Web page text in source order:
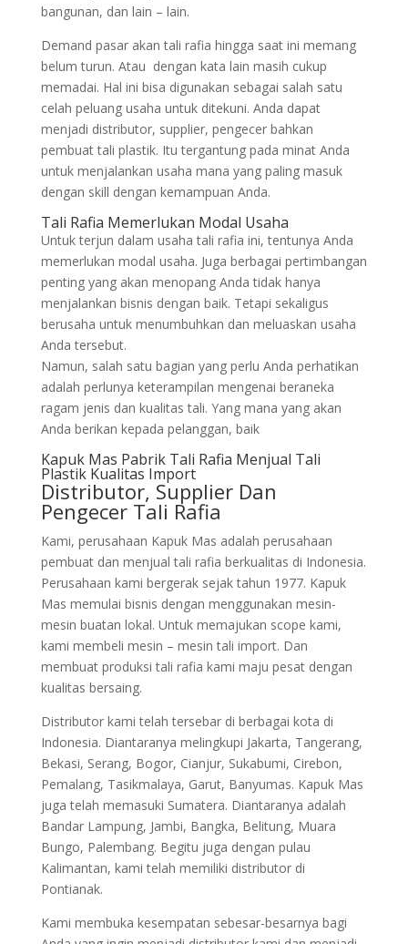
bangunan, dan lain – lain.
Demand pasar akan tali rafia hingga saat ini memang
belum turun. Atau dengan kata lain masih cukup
memadai. Hal ini bisa digunakan sebagai salah satu
celah peluang usaha untuk ditekuni. Anda dapat
menjadi distributor, supplier, pengecer bahkan
pembuat tali plastik. Itu tergantung pada minat Anda
untuk menjalankan usaha mana yang paling masuk
dengan skill dengan kemampuan Anda.
Tali Rafia Memerlukan Modal Usaha
Untuk terjun dalam usaha tali rafia ini, tentunya Anda
memerlukan modal usaha. Juga berbagai pertimbangan
penting yang akan menopang Anda tidak hanya
menjalankan bisnis dengan baik. Tetapi sekaligus
berusaha untuk menumbuhkan dan meluaskan usaha
Anda tersebut.
Namun, salah satu bagian yang perlu Anda perhatikan
adalah perlunya keterampilan mengenai beraneka
ragam jenis dan kualitas tali. Yang mana yang akan
Anda berikan kepada pelanggan, baik
Kapuk Mas Pabrik Tali Rafia Menjual Tali
Plastik Kualitas Import
Distributor, Supplier Dan
Pengecer Tali Rafia
Kami, perusahaan Kapuk Mas adalah perusahaan
pembuat dan menjual tali rafia berkualitas di Indonesia.
Perusahaan kami bergerak sejak tahun 1977. Kapuk
Mas memulai bisnis dengan menggunakan mesin-
mesin buatan lokal. Untuk memajukan scope kami,
kami membeli mesin – mesin tali import. Dan
membuat produksi tali rafia kami maju pesat dengan
kualitas bersaing.
Distributor kami telah tersebar di berbagai kota di
Indonesia. Diantaranya melingkupi Jakarta, Tangerang,
Bekasi, Serang, Bogor, Cianjur, Sukabumi, Cirebon,
Pemalang, Tasikmalaya, Garut, Banyumas. Kapuk Mas
juga telah memasuki Sumatera. Diantaranya adalah
Bandar Lampung, Jambi, Bangka, Belitung, Muara
Bungo, Palembang. Begitu juga dengan pulau
Kalimantan, kami telah memiliki distributor di
Pontianak.
Kami membuka kesempatan sebesar-besarnya bagi